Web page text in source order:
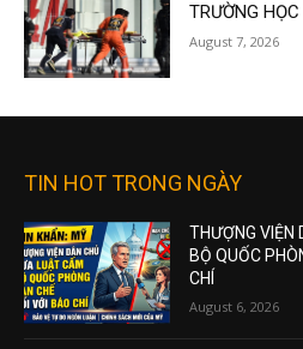
TRƯỜNG HỌC
August 7, 2026
TIN HOT TRONG NGÀY
THƯỢNG VIỆN
BỘ QUỐC
CHÍ
August 6, 2026